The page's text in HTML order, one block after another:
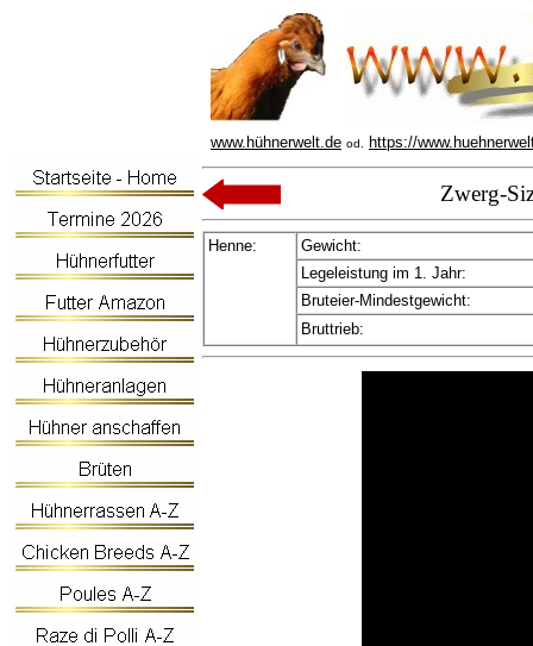
www.hühnerwelt.de od. https://
Zwerg-
Henne:
Gewicht:
Legeleistung im 1. Jahr:
Bruteier-Mindestgewicht:
Bruttrieb: